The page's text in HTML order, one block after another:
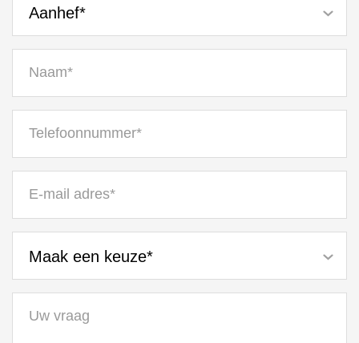
Aanhef*
Maak een keuze*